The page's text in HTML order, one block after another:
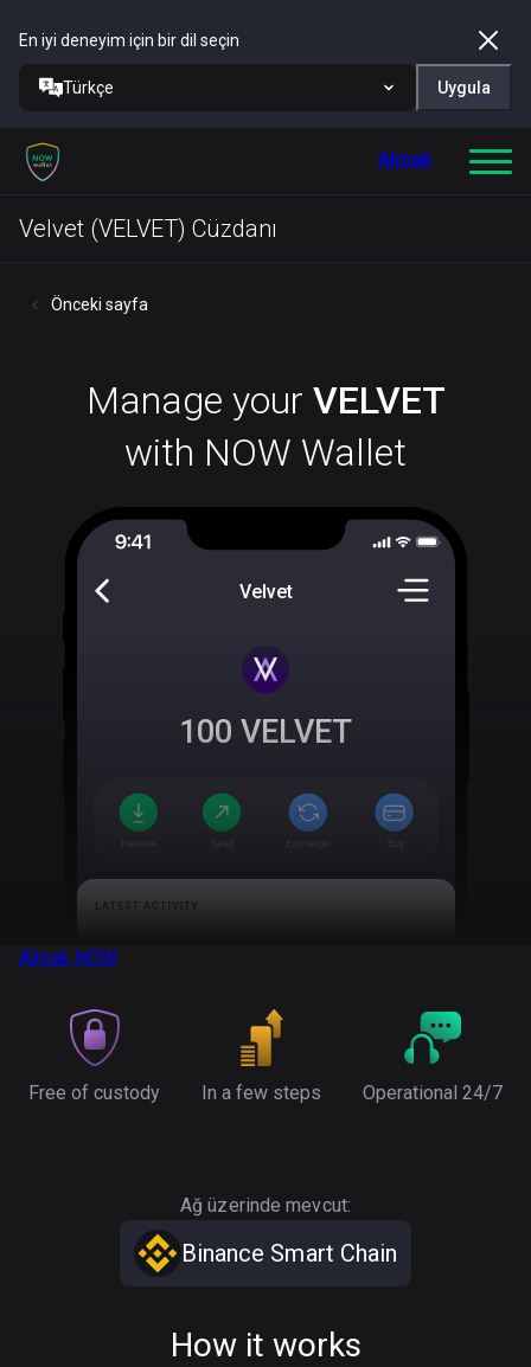
En iyi deneyim için bir dil seçin
Türkçe Uygula
Almak
Velvet (VELVET) Cüzdanı
Önceki sayfa
Manage your VELVET
with NOW Wallet
Velvet
100 VELVET
Almak NOW
Free of custody In a few steps Operational 24/7
Ağ üzerinde mevcut:
Binance Smart Chain
How it works